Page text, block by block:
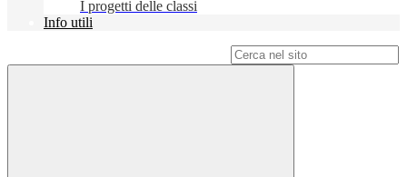
I progetti delle classi
Info utili